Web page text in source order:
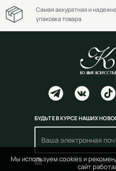
Мы используем cookies и
сайт
Самая аккуратная и
упаковка товара
БУДЬТЕ В КУРСЕ НАШИХ
Согласен(на) с